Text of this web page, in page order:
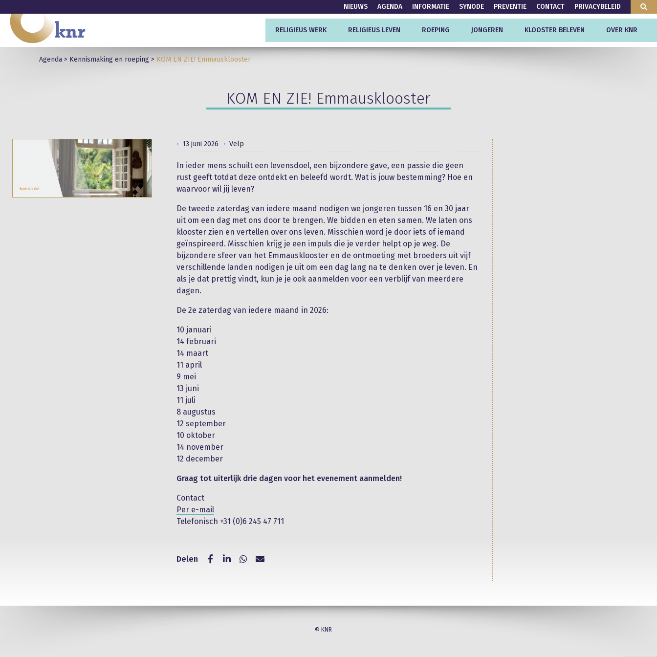
NIEUWS AGENDA INFORMATIE SYNODE PREVENTIE CONTACT PRIVACYBELEID
RELIGIEUS WERK RELIGIEUS LEVEN ROEPING JONGEREN KLOOSTER BELEVEN OVER KNR
Agenda > Kennismaking en roeping > KOM EN ZIE! Emmausklooster
KOM EN ZIE! Emmausklooster
13 juni 2026 Velp
In ieder mens schuilt een levensdoel, een bijzondere gave, een passie die geen
rust geeft totdat deze ontdekt en beleefd wordt. Wat is jouw bestemming? Hoe en
waarvoor wil jij leven?
De tweede zaterdag van iedere maand nodigen we jongeren tussen 16 en 30 jaar
uit om een dag met ons door te brengen. We bidden en eten samen. We laten ons
klooster zien en vertellen over ons leven. Misschien word je door iets of iemand
geïnspireerd. Misschien krijg je een impuls die je verder helpt op je weg. De
bijzondere sfeer van het Emmausklooster en de ontmoeting met broeders uit vijf
verschillende landen nodigen je uit om een dag lang na te denken over je leven. En
als je dat prettig vindt, kun je je ook aanmelden voor een verblijf van meerdere
dagen.
De 2e zaterdag van iedere maand in 2026:
10 januari
14 februari
14 maart
11 april
9 mei
13 juni
11 juli
8 augustus
12 september
10 oktober
14 november
12 december
Graag tot uiterlijk drie dagen voor het evenement aanmelden!
Contact
Per e-mail
Telefonisch +31​ (0)6 245 ​47 ​711
Delen
© KNR